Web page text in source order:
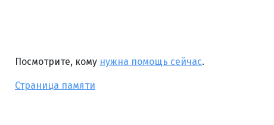
Посмотрите, кому нужна помощь сейчас.
Страница памяти